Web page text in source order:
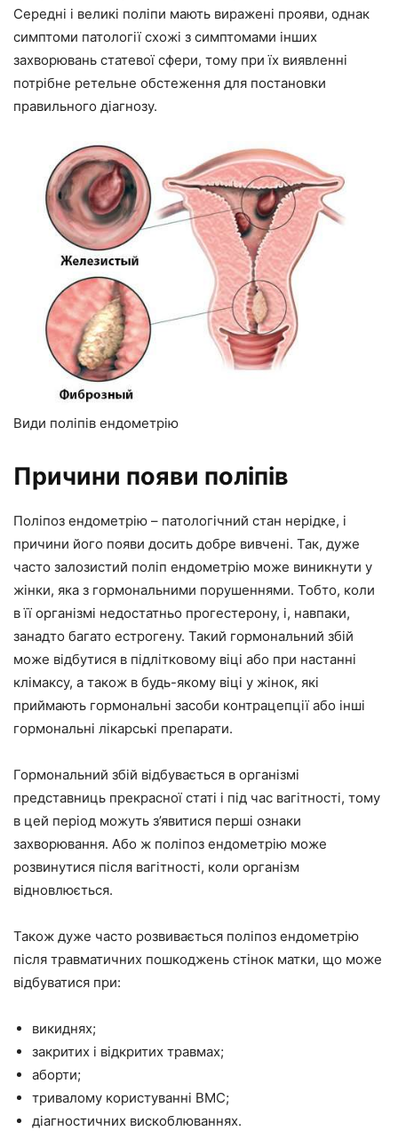
Середні і великі поліпи мають виражені прояви, однак
симптоми патології схожі з симптомами інших
захворювань статевої сфери, тому при їх виявленні
потрібне ретельне обстеження для постановки
правильного діагнозу.
Види поліпів ендометрію
Причини появи поліпів
Поліпоз ендометрію – патологічний стан нерідке, і
причини його появи досить добре вивчені. Так, дуже
часто залозистий поліп ендометрію може виникнути у
жінки, яка з гормональними порушеннями. Тобто, коли
в її організмі недостатньо прогестерону, і, навпаки,
занадто багато естрогену. Такий гормональний збій
може відбутися в підлітковому віці або при настанні
клімаксу, а також в будь-якому віці у жінок, які
приймають гормональні засоби контрацепції або інші
гормональні лікарські препарати.
Гормональний збій відбувається в організмі
представниць прекрасної статі і під час вагітності, тому
в цей період можуть з’явитися перші ознаки
захворювання. Або ж поліпоз ендометрію може
розвинутися після вагітності, коли організм
відновлюється.
Також дуже часто розвивається поліпоз ендометрію
після травматичних пошкоджень стінок матки, що може
відбуватися при:
викиднях;
закритих і відкритих травмах;
аборти;
тривалому користуванні ВМС;
діагностичних вискоблюваннях.